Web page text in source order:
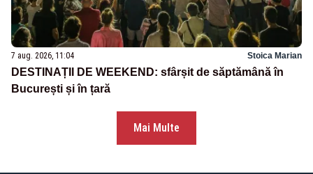
7 aug. 2026, 11:04 Stoica Marian
DESTINAȚII DE WEEKEND: sfârșit de săptămână în
București și în țară
Mai Multe